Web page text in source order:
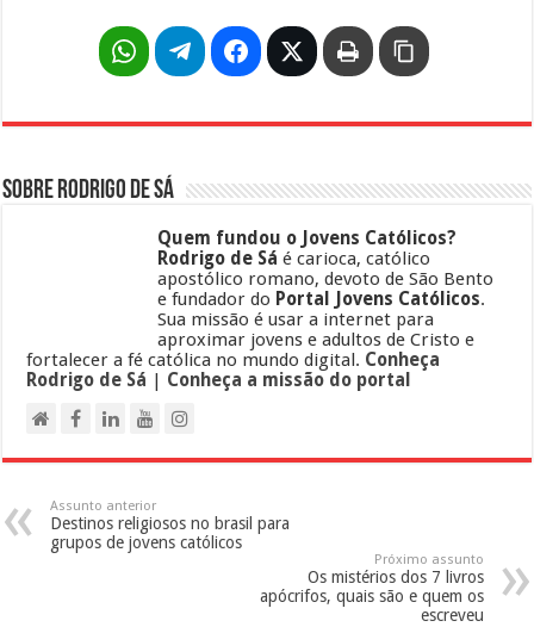
Sobre Rodrigo de Sá
Quem fundou o Jovens Católicos?
Rodrigo de Sá é carioca, católico
apostólico romano, devoto de São Bento
e fundador do Portal Jovens Católicos.
Sua missão é usar a internet para
aproximar jovens e adultos de Cristo e
fortalecer a fé católica no mundo digital. Conheça
Rodrigo de Sá
Conheça a missão do portal
Assunto anterior
Destinos religiosos no brasil para
grupos de jovens católicos
Próximo assunto
Os mistérios dos 7 livros
apócrifos, quais são e quem os
escreveu